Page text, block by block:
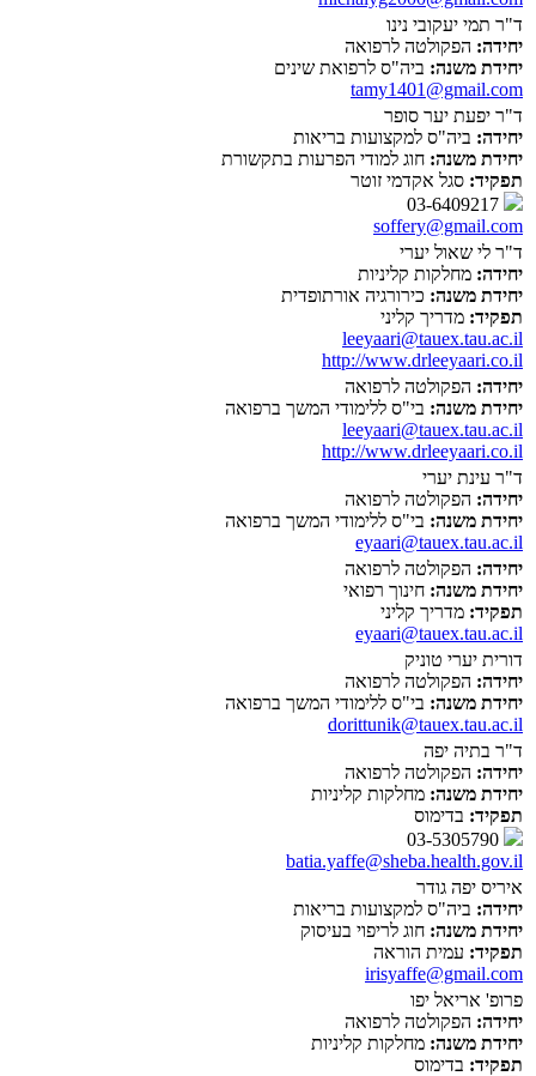
ד"ר תמי יעקובי נינו
יחידה: הפקולטה לרפואה
יחידת משנה: ביה"ס לרפואת שינים
tamy1401@gmail.com
ד"ר יפעת יער סופר
יחידה: ביה"ס למקצועות בריאות
יחידת משנה: חוג למודי הפרעות בתקשורת
תפקיד: סגל אקדמי זוטר
soffery@gmail.com
ד"ר לי שאול יערי
יחידה: מחלקות קליניות
יחידת משנה: כירורגיה אורתופדית
תפקיד: מדריך קליני
leeyaari@tauex.tau.ac.il
http://www.drleeyaari.co.il
יחידה: הפקולטה לרפואה
יחידת משנה: בי"ס ללימודי המשך ברפואה
leeyaari@tauex.tau.ac.il
http://www.drleeyaari.co.il
ד"ר עינת יערי
יחידה: הפקולטה לרפואה
יחידת משנה: בי"ס ללימודי המשך ברפואה
eyaari@tauex.tau.ac.il
יחידה: הפקולטה לרפואה
יחידת משנה: חינוך רפואי
תפקיד: מדריך קליני
eyaari@tauex.tau.ac.il
דורית יערי טוניק
יחידה: הפקולטה לרפואה
יחידת משנה: בי"ס ללימודי המשך ברפואה
dorittunik@tauex.tau.ac.il
ד"ר בתיה יפה
יחידה: הפקולטה לרפואה
יחידת משנה: מחלקות קליניות
תפקיד: בדימוס
batia.yaffe@sheba.health.gov.il
איריס יפה גודר
יחידה: ביה"ס למקצועות בריאות
יחידת משנה: חוג לריפוי בעיסוק
תפקיד: עמית הוראה
irisyaffe@gmail.com
פרופ' אריאל יפו
יחידה: הפקולטה לרפואה
יחידת משנה: מחלקות קליניות
תפקיד: בדימוס